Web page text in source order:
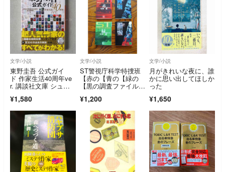
文学/小説
東野圭吾 公式ガイ
ド 作家生活40周年ve
r. 講談社文庫 シュリ
¥1,580
文学/小説
ST警視庁科学特捜班
【赤の【青の【緑の
【黒の調査ファイル】
¥1,200
文学/小説
月がきれいな夜に、誰
かに思い出してほしか
った
¥1,650